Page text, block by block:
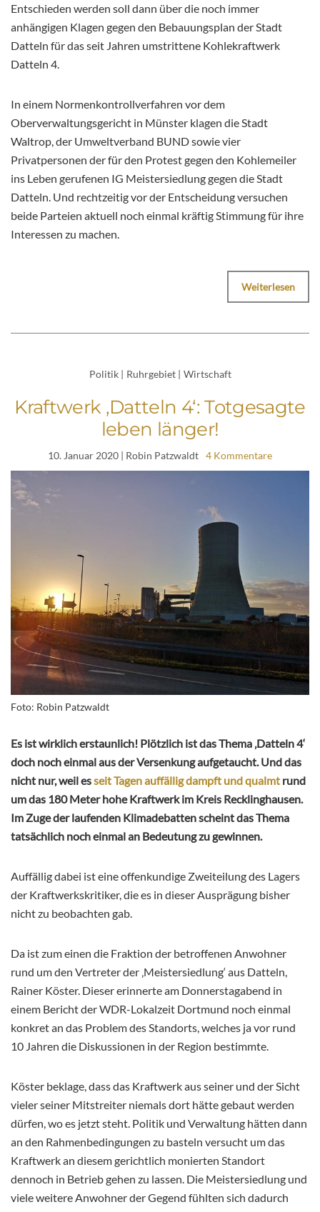
Entschieden werden soll dann über die noch immer
anhängigen Klagen gegen den Bebauungsplan der Stadt
Datteln für das seit Jahren umstrittene Kohlekraftwerk
Datteln 4.
In einem Normenkontrollverfahren vor dem
Oberverwaltungsgericht in Münster klagen die Stadt
Waltrop, der Umweltverband BUND sowie vier
Privatpersonen der für den Protest gegen den Kohlemeiler
ins Leben gerufenen IG Meistersiedlung gegen die Stadt
Datteln. Und rechtzeitig vor der Entscheidung versuchen
beide Parteien aktuell noch einmal kräftig Stimmung für ihre
Interessen zu machen.
Weiterlesen
Politik | Ruhrgebiet | Wirtschaft
Kraftwerk ‚Datteln 4‘: Totgesagte
leben länger!
10. Januar 2020 | Robin Patzwaldt 4 Kommentare
Foto: Robin Patzwaldt
Es ist wirklich erstaunlich! Plötzlich ist das Thema ‚Datteln 4‘
doch noch einmal aus der Versenkung aufgetaucht. Und das
nicht nur, weil esseit Tagen auffällig dampft und qualmt rund
um das 180 Meter hohe Kraftwerk im Kreis Recklinghausen.
Im Zuge der laufenden Klimadebatten scheint das Thema
tatsächlich noch einmal an Bedeutung zu gewinnen.
Auffällig dabei ist eine offenkundige Zweiteilung des Lagers
der Kraftwerkskritiker, die es in dieser Ausprägung bisher
nicht zu beobachten gab.
Da ist zum einen die Fraktion der betroffenen Anwohner
rund um den Vertreter der ‚Meistersiedlung‘ aus Datteln,
Rainer Köster. Dieser erinnerte am Donnerstagabend in
einem Bericht der WDR-Lokalzeit Dortmund noch einmal
konkret an das Problem des Standorts, welches ja vor rund
10 Jahren die Diskussionen in der Region bestimmte.
Köster beklage, dass das Kraftwerk aus seiner und der Sicht
vieler seiner Mitstreiter niemals dort hätte gebaut werden
dürfen, wo es jetzt steht. Politik und Verwaltung hätten dann
an den Rahmenbedingungen zu basteln versucht um das
Kraftwerk an diesem gerichtlich monierten Standort
dennoch in Betrieb gehen zu lassen. Die Meistersiedlung und
viele weitere Anwohner der Gegend fühlten sich dadurch